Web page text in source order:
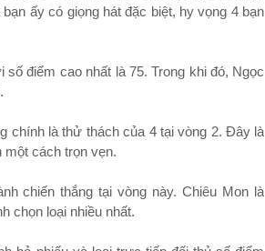
ấy có giọng hát đặc biệt, hy vọng 4 bạn
điểm cao nhất là 75. Trong khi đó, Ngọc
chính là thử thách của 4 tại vòng 2. Đây là
một cách trọn vẹn.
chiến thắng tại vòng này. Chiêu Mon là
chọn loại nhiều nhất.